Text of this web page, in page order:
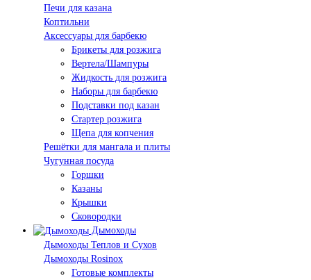
Печи для казана
Коптильни
Аксессуары для барбекю
Брикеты для розжига
Вертела/Шампуры
Жидкость для розжига
Наборы для барбекю
Подставки под казан
Стартер розжига
Щепа для копчения
Решётки для мангала и плиты
Чугунная посуда
Горшки
Казаны
Крышки
Сковородки
Дымоходы
Дымоходы Теплов и Сухов
Дымоходы Rosinox
Готовые комплекты